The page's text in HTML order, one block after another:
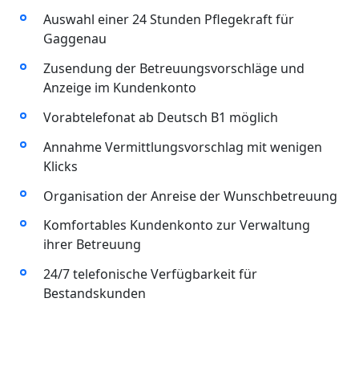
Auswahl einer 24 Stunden Pflegekraft für
Gaggenau
Zusendung der Betreuungsvorschläge und
Anzeige im Kundenkonto
Vorabtelefonat ab Deutsch B1 möglich
Annahme Vermittlungsvorschlag mit wenigen
Klicks
Organisation der Anreise der Wunschbetreuung
Komfortables Kundenkonto zur Verwaltung
ihrer Betreuung
24/7 telefonische Verfügbarkeit für
Bestandskunden